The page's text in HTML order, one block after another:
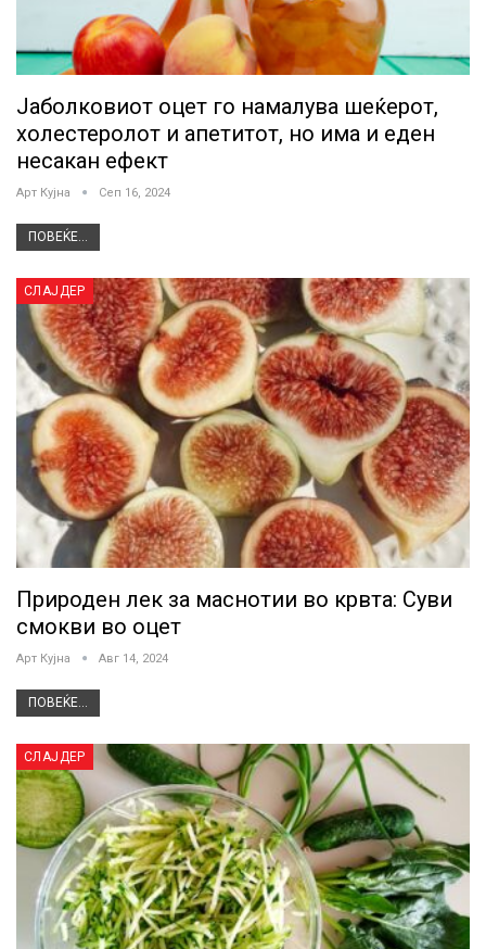
Јаболковиот оцет го намалува шеќерот,
холестеролот и апетитот, но има и еден
несакан ефект
Арт Кујна Сеп 16, 2024
ПОВЕЌЕ...
СЛАЈДЕР
Природен лек за маснотии во крвта: Суви
смокви во оцет
Арт Кујна Авг 14, 2024
ПОВЕЌЕ...
СЛАЈДЕР